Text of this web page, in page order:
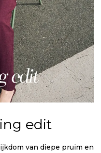
edit
van diepe pruim en